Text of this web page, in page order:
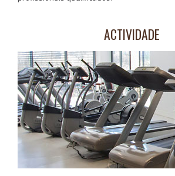
ACTIVIDADE